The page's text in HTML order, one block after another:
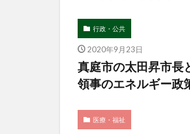
行政・公共
2020年9月23日
真庭市の太田昇市長
領事のエネルギー政
医療・福祉